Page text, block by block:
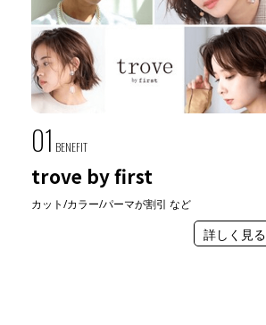
01 BENEFIT
trove by first
カット/カラー/パーマが割引 など
詳しく見る